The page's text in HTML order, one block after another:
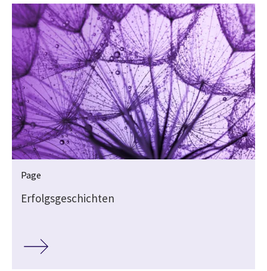
Page
Erfolgsgeschichten